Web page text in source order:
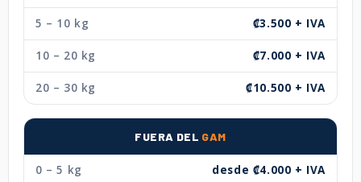
5 – 10 kg ₡3.500 + IVA
10 – 20 kg ₡7.000 + IVA
20 – 30 kg ₡10.500 + IVA
FUERA DEL GAM
0 – 5 kg desde ₡4.000 + IVA